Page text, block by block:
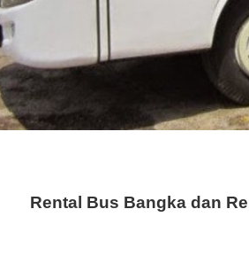
Rental Bus Bangka dan